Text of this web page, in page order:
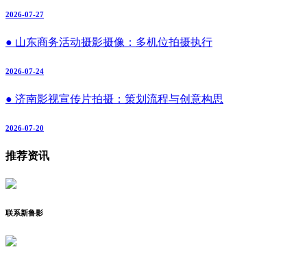
2026-07-27
● 山东商务活动摄影摄像：多机位拍摄执行
2026-07-24
● 济南影视宣传片拍摄：策划流程与创意构思
2026-07-20
推荐资讯
联系新鲁影